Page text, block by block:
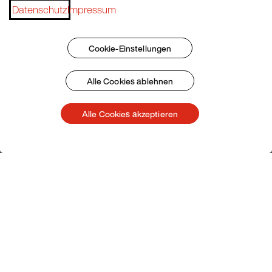
Pacojet Newsletter
Möchten Sie regelmäßig über Neuigkeiten,
Eventtermine, Rezepte, Tipps und Tricks auf dem
DatenschutzImpressum
Cookie-Einstellungen
Alle Cookies ablehnen
Alle Cookies akzeptieren